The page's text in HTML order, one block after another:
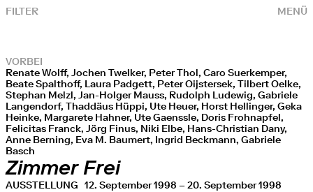
MENÜ
FILTER
VORBEI
Renate Wolff, Jochen Twelker, Peter Thol, Caro Suerkemper,
Beate Spalthoff, Laura Padgett, Peter Oijstersek, Tilbert Oelke,
Stephan Melzl, Jan-Holger Mauss, Rudolph Ludewig, Gabriele
Langendorf, Thaddäus Hüppi, Ute Heuer, Horst Hellinger, Geka
Heinke, Margarete Hahner, Ute Gaenssle, Doris Frohnapfel,
Felicitas Franck, Jörg Finus, Niki Elbe, Hans-Christian Dany,
Anne Berning, Eva M. Baumert, Ingrid Beckmann, Gabriele
Basch
Zimmer Frei
AUSSTELLUNG 12. September 1998 – 20. September 1998